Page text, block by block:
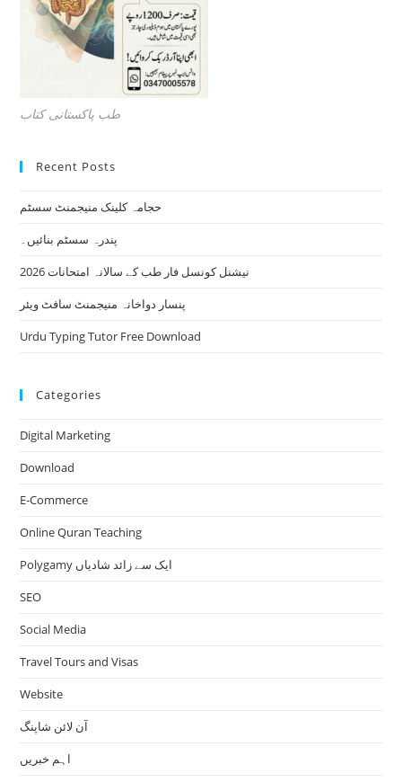
طب پاکستانی کتاب
Recent Posts
حجامہ کلینک منیجمنٹ سسٹم
پندرہ سسٹم بنائیں۔
نیشنل کونسل فار طب کے سالانہ امتحانات 2026
پنسار دواخانہ منیجمنٹ سافٹ ویئر
Urdu Typing Tutor Free Download
Categories
Digital Marketing
Download
E-Commerce
Online Quran Teaching
Polygamy ایک سے زائد شادیاں
SEO
Social Media
Travel Tours and Visas
Website
آن لائن شاپنگ
اہم خبریں